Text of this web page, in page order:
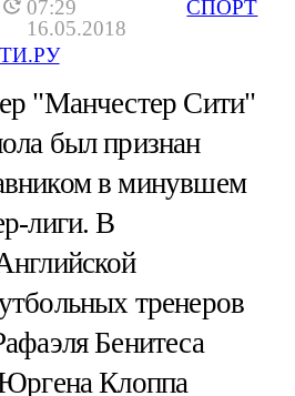
07:29
16.05.2018
СПОРТ
"Манчестер Сити"
был признан
в минувшем
лиги. В
тренеров
Бенитеса
Клоппа